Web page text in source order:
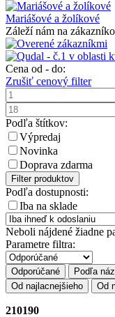
Mariášové a žolíkové
Záleží nám na
Cena od - do:
Zrušiť cenový filter
Podľa štítkov:
Výpredaj
Novinka
Doprava zdarma
Filter produktov
Podľa dostupnosti:
Iba na sklade
Neboli nájdené žiadne
Parametre filtra:
Odporúčané Podľa
Od najlacnejšieho
Od
210190